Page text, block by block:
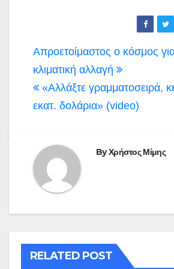
Πλοήγηση
άρθρων
Απροετοίμαστος ο κόσμος
κλιματική αλλαγή
«Αλλάξτε γραμματοσειρά,
εκατ. δολάρια» (video)
ByΧρήστος Μίμης
RELATED POST